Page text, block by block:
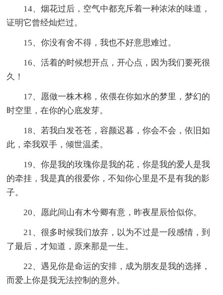
14、烟花过后，空气中都充斥着一种浓浓的味道，
证明它曾经灿烂过。
15、你没有舍不得，我也不好意思难过。
16、活着的时候想开点，开心点，因为我们要死很
久！
17、愿做一株木棉，依偎在你如水的梦里，梦幻的
时空里，在你的心底发芽。
18、若我白发苍苍，容颜迟暮，你会不会，依旧如
此，牵我双手，倾世温柔。
19、你是我的玫瑰你是我的花，你是我的爱人是我
的牵挂，我是真的很爱你，不知你心里是不是有我的影
子。
20、愿此间山有木兮卿有意，昨夜星辰恰似你。
21、很多时候我们放弃，以为不过是一段感情，到
了最后，才知道，原来那是一生。
22、遇见你是命运的安排，成为朋友是我的选择，
而爱上你是我无法控制的意外。